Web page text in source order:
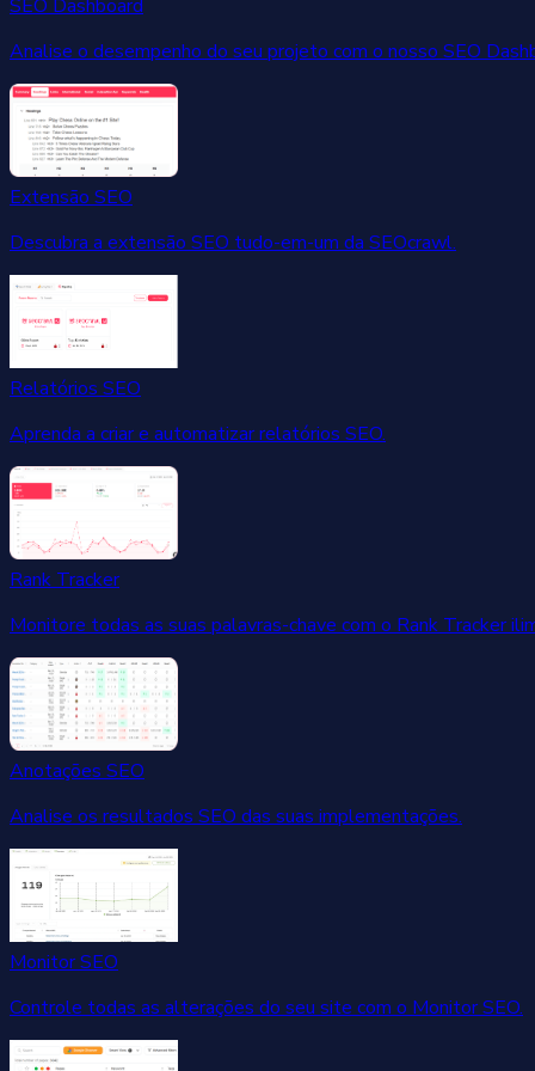
SEO Dashboard
Analise o desempenho do seu projeto com o nosso SEO
Extensão SEO
Descubra a extensão SEO tudo-em-um da SEOcrawl.
Relatórios SEO
Aprenda a criar e automatizar relatórios SEO.
Rank Tracker
Monitore todas as suas palavras-chave com o Rank Tracker
Anotações SEO
Analise os resultados SEO das suas implementações.
Monitor SEO
Controle todas as alterações do seu site com o Monitor SEO.